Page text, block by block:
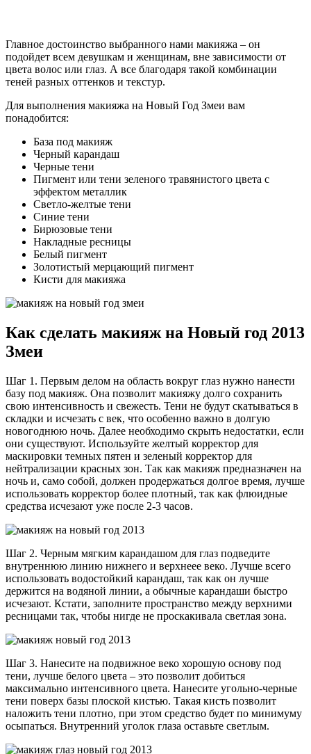
Главное достоинство выбранного нами макияжа – он
подойдет всем девушкам и женщинам, вне зависимости от
цвета волос или глаз. А все благодаря такой комбинации
теней разных оттенков и текстур.
Для выполнения макияжа на Новый Год Змеи вам
понадобится:
База под макияж
Черный карандаш
Черные тени
Пигмент или тени зеленого травянистого цвета с
эффектом металлик
Светло-желтые тени
Синие тени
Бирюзовые тени
Накладные ресницы
Белый пигмент
Золотистый мерцающий пигмент
Кисти для макияжа
Как сделать макияж на Новый год 2013
Змеи
Шаг 1. Первым делом на область вокруг глаз нужно нанести
базу под макияж. Она позволит макияжу долго сохранить
свою интенсивность и свежесть. Тени не будут скатываться в
складки и исчезать с век, что особенно важно в долгую
новогоднюю ночь. Далее необходимо скрыть недостатки, если
они существуют. Используйте желтый корректор для
маскировки темных пятен и зеленый корректор для
нейтрализации красных зон. Так как макияж предназначен на
ночь и, само собой, должен продержаться долгое время, лучше
использовать корректор более плотный, так как флюидные
средства исчезают уже после 2-3 часов.
Шаг 2. Черным мягким карандашом для глаз подведите
внутреннюю линию нижнего и верхнеее веко. Лучше всего
использовать водостойкий карандаш, так как он лучше
держится на водяной линии, а обычные карандаши быстро
исчезают. Кстати, заполните пространство между верхними
ресницами так, чтобы нигде не проскакивала светлая зона.
Шаг 3. Нанесите на подвижное веко хорошую основу под
тени, лучше белого цвета – это позволит добиться
максимально интенсивного цвета. Нанесите угольно-черные
тени поверх базы плоской кистью. Такая кисть позволит
наложить тени плотно, при этом средство будет по минимуму
осыпаться. Внутренний уголок глаза оставьте светлым.